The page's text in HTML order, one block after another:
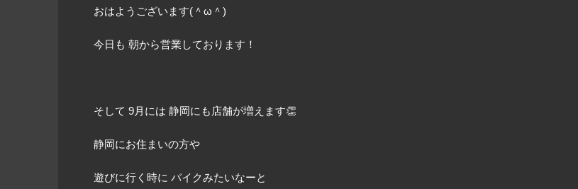
おはようございます(＾ω＾)
今日も 朝から営業しております！
そして 9月には 静岡にも店舗が増えます👏
静岡にお住まいの方や
遊びに行く時に バイクみたいなーと